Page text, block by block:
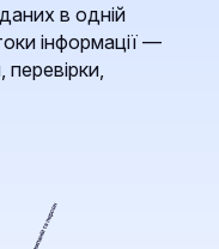
в одній
інформації —